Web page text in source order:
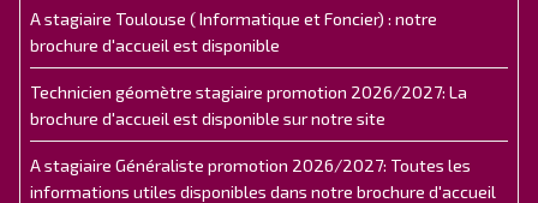
A stagiaire Toulouse ( Informatique et Foncier) : notre
brochure d'accueil est disponible
Technicien géomètre stagiaire promotion 2026/2027: La
brochure d'accueil est disponible sur notre site
A stagiaire Généraliste promotion 2026/2027: Toutes les
informations utiles disponibles dans notre brochure d'accueil